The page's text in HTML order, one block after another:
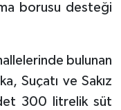
borusu desteği
bulunan
Suçatı ve Sakız
300 litrelik süt